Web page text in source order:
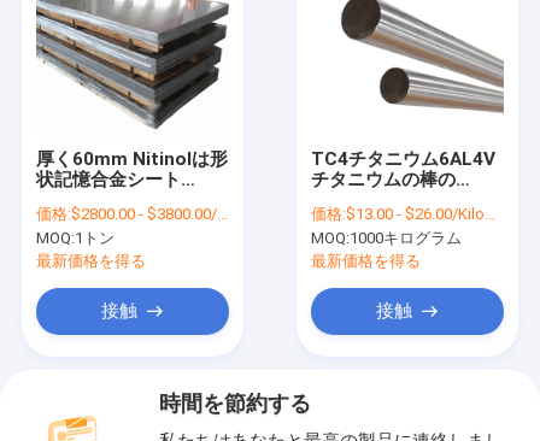
厚く60mm Nitinolは形
状記憶合金シート
ートの版を
価格:$2800.00 - $3800.00/Ton
MOQ:1トン
最新価格を得る
接触
TC4チタニウム6AL4V
チタニウムの棒の
チタニウムの合金棒
価格:$13.00 - $26.00/Kilograms
MOQ:1000キログラム
最新価格を得る
接触
時間を節約する